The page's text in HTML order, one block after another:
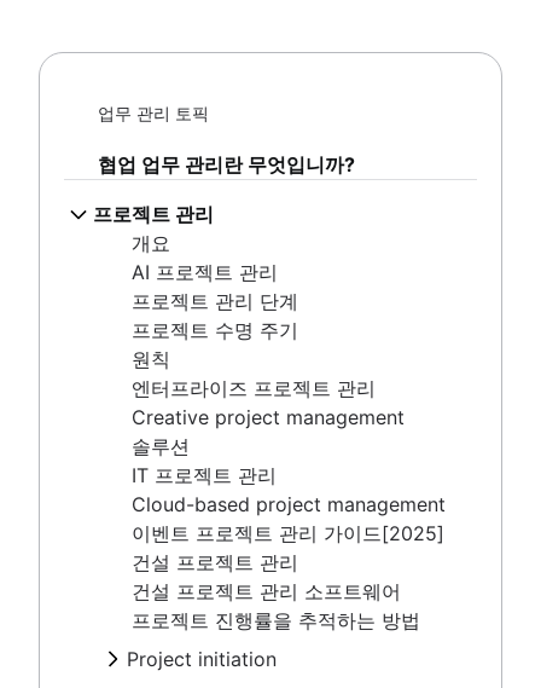
커뮤니케이션 계획
직원 인정
직장 생산성
원활하지 못한 커뮤니케이션 극복
기능적 조직 구조[정의, 이점 + 예시]
개요
모델
공동 리더십
설명서 표준
프로세스 설명서
문서 저장 및 추적
제품 문서
소프트웨어 설계 문서
작업 명세서
문서 관리 프로세스
개요
엔터프라이즈 소셜 네트워크
프로젝트 관리 단계
프로젝트 수명 주기
원칙
엔터프라이즈 프로젝트 관리
Creative project management
IT 프로젝트 관리
Cloud-based project management
이벤트 프로젝트 관리 가이드[2025]
건설 프로젝트 관리
건설 프로젝트 관리 소프트웨어
프로젝트 진행률을 추적하는 방법
Project initiation
What is project initiation?
프로젝트 킥오프 회의
프로젝트 목표
Project milestones
프로젝트 산출물
수용 기준
목표 설정
개요
비전 및 미션 만들기
목표 유형
OKR 예시
업무 관리 토픽
협업 업무 관리란 무엇입니까?
프로젝트 관리
개요
AI 프로젝트 관리
프로젝트 관리 단계
프로젝트 수명 주기
원칙
엔터프라이즈 프로젝트 관리
Creative project management
솔루션
IT 프로젝트 관리
Cloud-based project management
이벤트 프로젝트 관리 가이드[2025]
건설 프로젝트 관리
건설 프로젝트 관리 소프트웨어
프로젝트 진행률을 추적하는 방법
Project initiation